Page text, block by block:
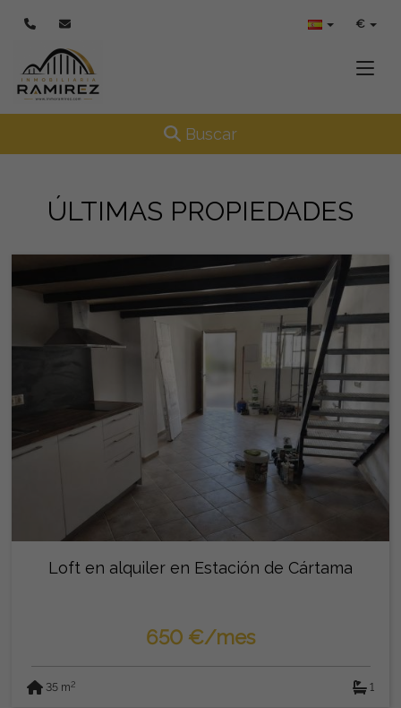
€
Toggle navigation
Buscar
ÚLTIMAS PROPIEDADES
Loft en alquiler en Estación de Cártama
650 €/mes
35 m2 1